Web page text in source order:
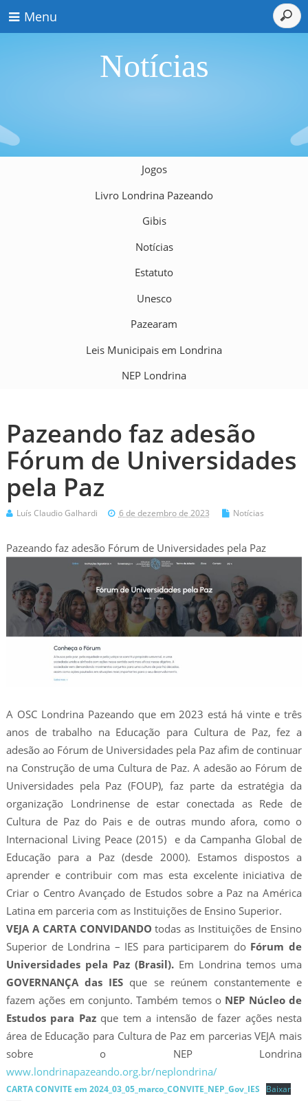
Menu
Notícias
Jogos
Livro Londrina Pazeando
Gibis
Notícias
Estatuto
Unesco
Pazearam
Leis Municipais em Londrina
NEP Londrina
Pazeando faz adesão
Fórum de Universidades
pela Paz
Luís Claudio Galhardi 6 de dezembro de 2023 Notícias
Pazeando faz adesão Fórum de Universidades pela Paz
A OSC Londrina Pazeando que em 2023 está há vinte e três
anos de trabalho na Educação para Cultura de Paz, fez a
adesão ao Fórum de Universidades pela Paz afim de continuar
na Construção de uma Cultura de Paz. A adesão ao Fórum de
Universidades pela Paz (FOUP), faz parte da estratégia da
organização Londrinense de estar conectada as Rede de
Cultura de Paz do Pais e de outras mundo afora, como o
Internacional Living Peace (2015) e da Campanha Global de
Educação para a Paz (desde 2000). Estamos dispostos a
aprender e contribuir com mas esta excelente iniciativa de
Criar o Centro Avançado de Estudos sobre a Paz na América
Latina em parceria com as Instituições de Ensino Superior.
VEJA A CARTA CONVIDANDO todas as Instituições de Ensino
Superior de Londrina – IES para participarem do Fórum de
Universidades pela Paz (Brasil). Em Londrina temos uma
GOVERNANÇA das IES que se reúnem constantemente e
fazem ações em conjunto. Também temos o NEP Núcleo de
Estudos para Pazque tem a intensão de fazer ações nesta
área de Educação para Cultura de Paz em parcerias VEJA mais
sobre o NEP Londrina
www.londrinapazeando.org.br/neplondrina/
CARTA CONVITE em 2024_03_05_marco_CONVITE_NEP_Gov_IES
Baixar